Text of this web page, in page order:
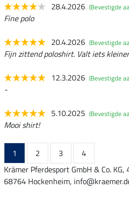
28.4.2026 (Bevestigde
Fine polo
20.4.2026 (Bevestigde
Fijn zittend poloshirt. Valt iets
12.3.2026 (Bevestigde
-
5.10.2025 (Bevestigde
Mooi shirt!
1 2 3
4
Krämer Pferdesport GmbH & Co.
68764 Hockenheim,